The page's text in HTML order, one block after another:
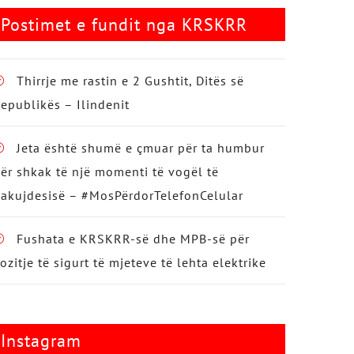
Postimet e fundit nga KRSKRR
Thirrje me rastin e 2 Gushtit, Ditës së
– Ilindenit
Jeta është shumë e çmuar për ta humbur
shkak të një momenti të vogël të
– #MosPërdorTelefonCelular
Fushata e KRSKRR-së dhe MPB-së për
të sigurt të mjeteve të lehta elektrike
Instagram